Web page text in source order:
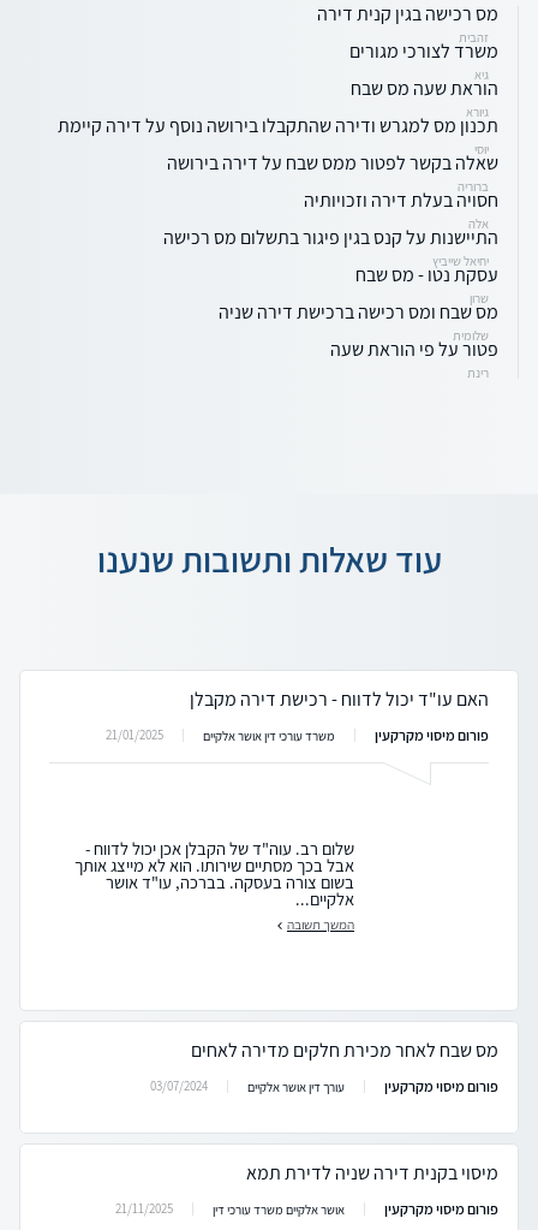
מס רכישה בגין קנית דירה
זהבית
משרד לצורכי מגורים
גיא
הוראת שעה מס שבח
גיורא
תכנון מס למגרש ודירה שהתקבלו בירושה נוסף על דירה קיימת
יוסי
שאלה בקשר לפטור ממס שבח על דירה בירושה
ברוריה
חסויה בעלת דירה וזכויותיה
אלה
התיישנות על קנס בגין פיגור בתשלום מס רכישה
יחיאל שייביץ
עסקת נטו - מס שבח
שרון
מס שבח ומס רכישה ברכישת דירה שניה
שלומית
פטור על פי הוראת שעה
רינת
עוד שאלות ותשובות שנענו
האם עו"ד יכול לדווח - רכישת דירה מקבלן
פורום מיסוי מקרקעין משרד עורכי דין אושר אלקיים 21/01/2025
שלום רב. עוה"ד של הקבלן אכן יכול לדווח -
אבל בכך מסתיים שירותו. הוא לא מייצג אותך
בשום צורה בעסקה. בברכה, עו"ד אושר
אלקיים...
המשך תשובה
מס שבח לאחר מכירת חלקים מדירה לאחים
פורום מיסוי מקרקעין עורך דין אושר אלקיים 03/07/2024
מיסוי בקנית דירה שניה לדירת תמא
פורום מיסוי מקרקעין אושר אלקיים משרד עורכי דין 21/11/2025